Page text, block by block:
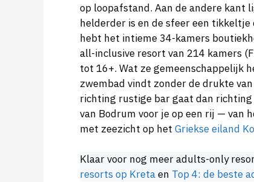
op loopafstand. Aan de andere kant
helderder is en de sfeer een
hebt het intieme 34-kamers
all-inclusive resort van 214 kamers
tot 16+. Wat ze gemeenschappelijk
zwembad vindt zonder de drukte
richting rustige bar gaat dan
van Bodrum voor je op een rij — van
met zeezicht op het Griekse eiland
Klaar voor nog meer adults-only
resorts op Kretaen Top 4: de beste